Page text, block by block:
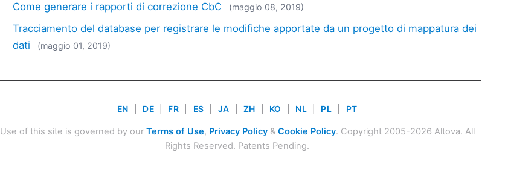
Come generare i rapporti di correzione CbC (maggio 08, 2019)
Tracciamento del database per registrare le modifiche apportate da un progetto di mappatura dei
dati
(maggio 01, 2019)
EN DE FR ES JA ZH KO NL PL PT
Use of this site is governed by our Terms of Use, Privacy Policy& Cookie Policy. Copyright 2005-2026 Altova. All
Rights Reserved. Patents Pending.